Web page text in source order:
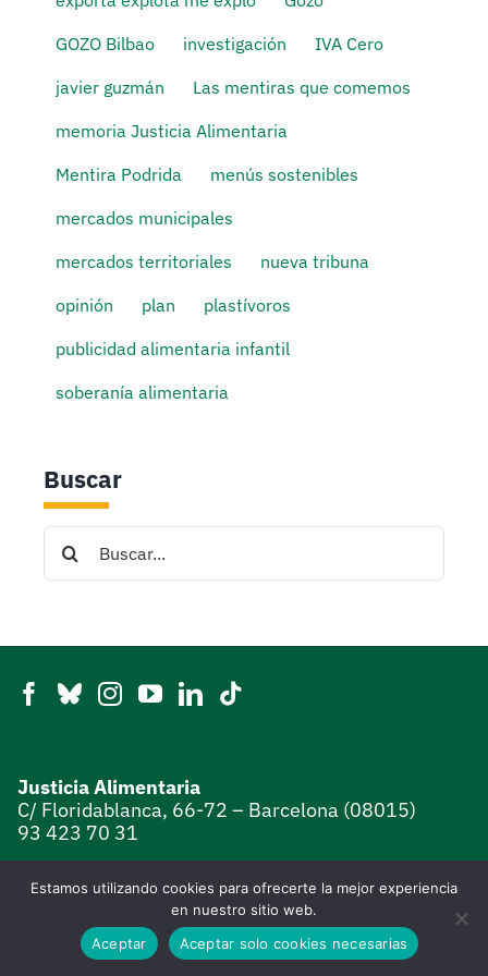
GOZO Bilbao
investigación
IVA Cero
javier guzmán
Las mentiras que comemos
memoria Justicia Alimentaria
Mentira Podrida
menús sostenibles
mercados municipales
mercados territoriales
nueva tribuna
opinión
plan
plastívoros
publicidad alimentaria infantil
soberanía alimentaria
Buscar
Search
for:
Justicia Alimentaria
C/ Floridablanca, 66-72 – Barcelona (08015)
93 423 70 31
Aviso Legal
Estamos utilizando cookies para ofrecerte la mejor experiencia
en nuestro sitio web.
Aceptar
Aceptar solo cookies necesarias